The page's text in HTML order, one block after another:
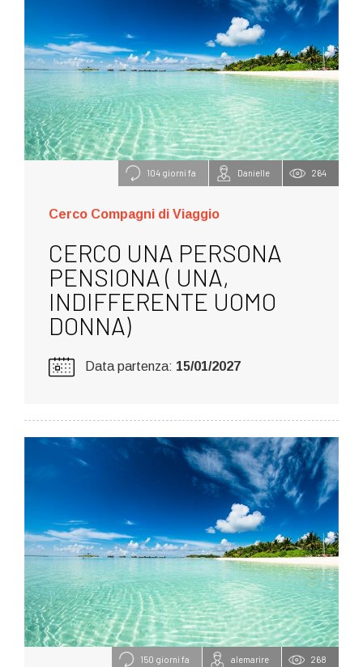
104 giorni fa Danielle 264
Cerco Compagni di Viaggio
CERCO UNA PERSONA
PENSIONA ( UNA,
INDIFFERENTE UOMO
DONNA)
Data partenza: 15/01/2027
150 giorni fa alemarire 268